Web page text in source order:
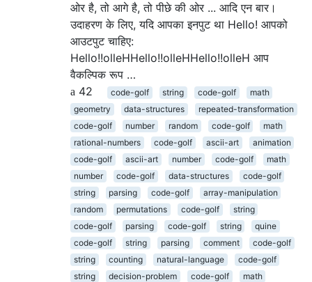
ओर है, तो आगे है, तो पीछे की ओर ... आदि एन बार।
उदाहरण के लिए, यदि आपका इनपुट था Hello! आपको
आउटपुट चाहिए:
Hello!!olleHHello!!olleHHello!!olleH आप
वैकल्पिक रूप …
42
code-golf string code-golf
math
geometry
data-structures
repeated-transformation
code-golf
number random code-golf
math
rational-numbers
code-golf ascii-art
animation
code-golf
ascii-art number code-golf
math
number
code-golf data-structures
code-golf
string
parsing code-golf
array-manipulation
random
permutations code-golf
string
code-golf
parsing code-golf string
quine
code-golf
string parsing comment
code-golf
string
counting natural-language
code-golf
string
decision-problem code-golf
math